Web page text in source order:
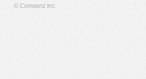
© Comsenz Inc.